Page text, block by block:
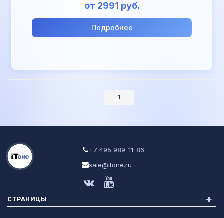
от 2991 руб.
Подробнее
1
+7 495 989-11-86
sale@itone.ru
СТРАНИЦЫ
+